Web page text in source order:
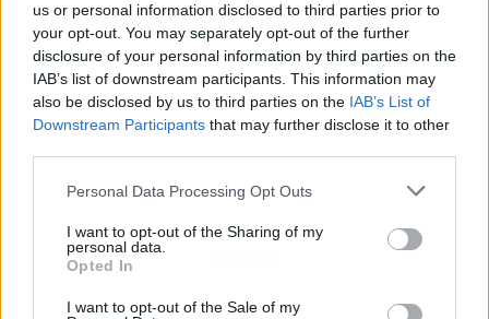
us or personal information disclosed to third parties prior to
your opt-out. You may separately opt-out of the further
disclosure of your personal information by third parties on the
IAB’s list of downstream participants. This information may
also be disclosed by us to third parties on the IAB’s List of
Downstream Participants that may further disclose it to other
Personal Data Processing Opt Outs
I want to opt-out of the Sharing of my
personal data.
Opted In
I want to opt-out of the Sale of my